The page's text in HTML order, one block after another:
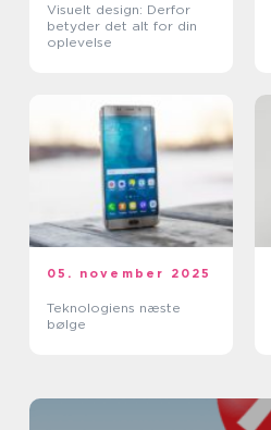
Visuelt design: Derfor
betyder det alt for din
oplevelse
05. november 2025
Teknologiens næste
bølge